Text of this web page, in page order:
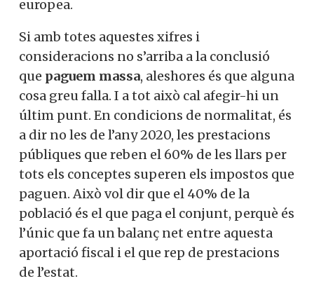
europea.
Si amb totes aquestes xifres i
consideracions no s’arriba a la conclusió
que paguem massa, aleshores és que alguna
cosa greu falla. I a tot això cal afegir-hi un
últim punt. En condicions de normalitat, és
a dir no les de l’any 2020, les prestacions
públiques que reben el 60% de les llars per
tots els conceptes superen els impostos que
paguen. Això vol dir que el 40% de la
població és el que paga el conjunt, perquè és
l’únic que fa un balanç net entre aquesta
aportació fiscal i el que rep de prestacions
de l’estat.